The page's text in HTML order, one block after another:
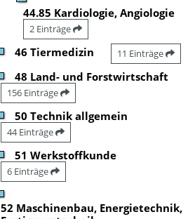
44.85 Kardiologie, Angiologie
2 Einträge
46 Tiermedizin 11 Einträge
48 Land- und Forstwirtschaft
156 Einträge
50 Technik allgemein
44 Einträge
51 Werkstoffkunde
6 Einträge
52 Maschinenbau, Energietechnik,